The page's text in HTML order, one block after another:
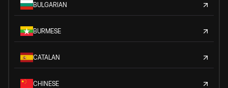
BULGARIAN
BURMESE
CATALAN
CHINESE